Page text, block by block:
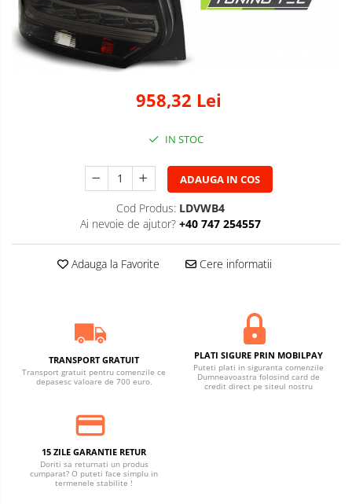
958,32 Lei
IN STOC
ADAUGA IN COS
Cod Produs: LDVWB4
Ai nevoie de ajutor? +40 747 254557
Adauga la Favorite Cere informatii
TRANSPORT GRATUIT
Transport gratuit pentru comenzile ce
depasesc valoare de 700 euro.
PLATI SIGURE PRIN MOBILPAY
Puteti plati in siguranta comenzile
Dumneavoastra folosind card de
credit direct pe siteul nostru
15 ZILE GARANTIE RETUR
Doriti sa returnati un produs
cumparat? O puteti face simplu in
termenele stabilite !